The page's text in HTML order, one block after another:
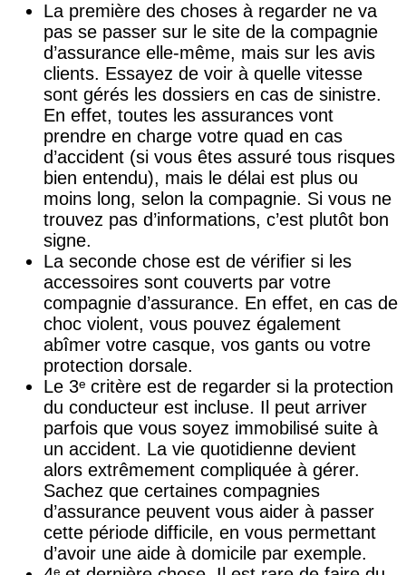
La première des choses à regarder ne va
pas se passer sur le site de la compagnie
d’assurance elle-même, mais sur les avis
clients. Essayez de voir à quelle vitesse
sont gérés les dossiers en cas de sinistre.
En effet, toutes les assurances vont
prendre en charge votre quad en cas
d’accident (si vous êtes assuré tous risques
bien entendu), mais le délai est plus ou
moins long, selon la compagnie. Si vous ne
trouvez pas d’informations, c’est plutôt bon
signe.
La seconde chose est de vérifier si les
accessoires sont couverts par votre
compagnie d’assurance. En effet, en cas de
choc violent, vous pouvez également
abîmer votre casque, vos gants ou votre
protection dorsale.
Le 3ᵉ critère est de regarder si la protection
du conducteur est incluse. Il peut arriver
parfois que vous soyez immobilisé suite à
un accident. La vie quotidienne devient
alors extrêmement compliquée à gérer.
Sachez que certaines compagnies
d’assurance peuvent vous aider à passer
cette période difficile, en vous permettant
d’avoir une aide à domicile par exemple.